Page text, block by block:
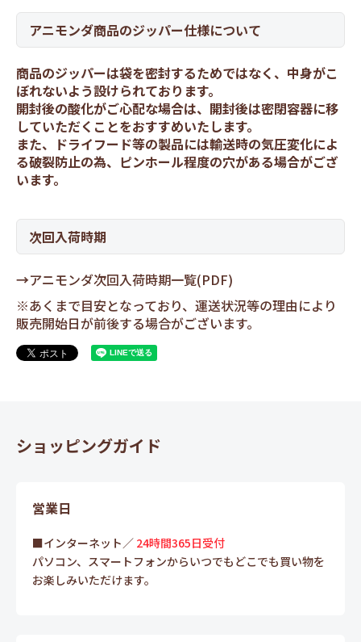
アニモンダ商品のジッパー仕様について
商品のジッパーは袋を密封するためではなく、中身がこ
ぼれないよう設けられております。
開封後の酸化がご心配な場合は、開封後は密閉容器に移
していただくことをおすすめいたします。
また、ドライフード等の製品には輸送時の気圧変化によ
る破裂防止の為、ピンホール程度の穴がある場合がござ
います。
次回入荷時期
→アニモンダ次回入荷時期一覧(PDF)
※あくまで目安となっており、運送状況等の理由により
販売開始日が前後する場合がございます。
ショッピングガイド
営業日
■インターネット／ 24時間365日受付
パソコン、スマートフォンからいつでもどこでも買い物を
お楽しみいただけます。